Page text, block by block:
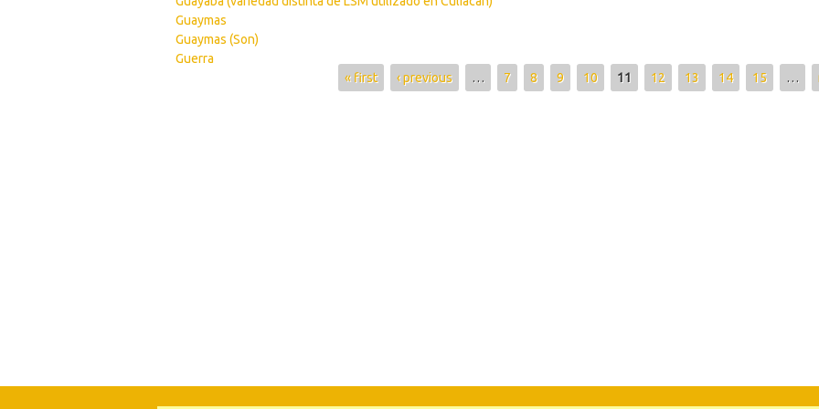
Guaymas
Guaymas (Son)
Guerra
« first ‹ previous … 7 8 9 10 11 12 13 14 15 …